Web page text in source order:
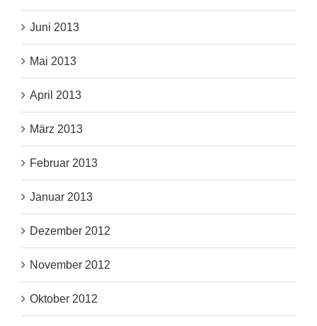
Juni 2013
Mai 2013
April 2013
März 2013
Februar 2013
Januar 2013
Dezember 2012
November 2012
Oktober 2012